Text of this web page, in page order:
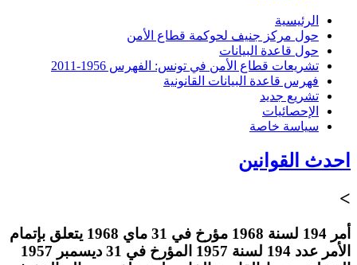
الرئيسية
حول مركز جنيف لحوكمة قطاع الأمن
حول قاعدة البيانات
تشريعات قطاع الأمن في تونس: الفهرس 1956-2011
فهرس قاعدة البيانات القانونية
تشريع جديد
الإحصائيات
سياسة خاصة
احدث القوانين
>
أمر 194 لسنة 1968 مؤرخ في 31 ماي 1968 يتعلق بإتمام
الأمر عدد 194 لسنة 1957 المؤرخ في 31 ديسمبر 1957